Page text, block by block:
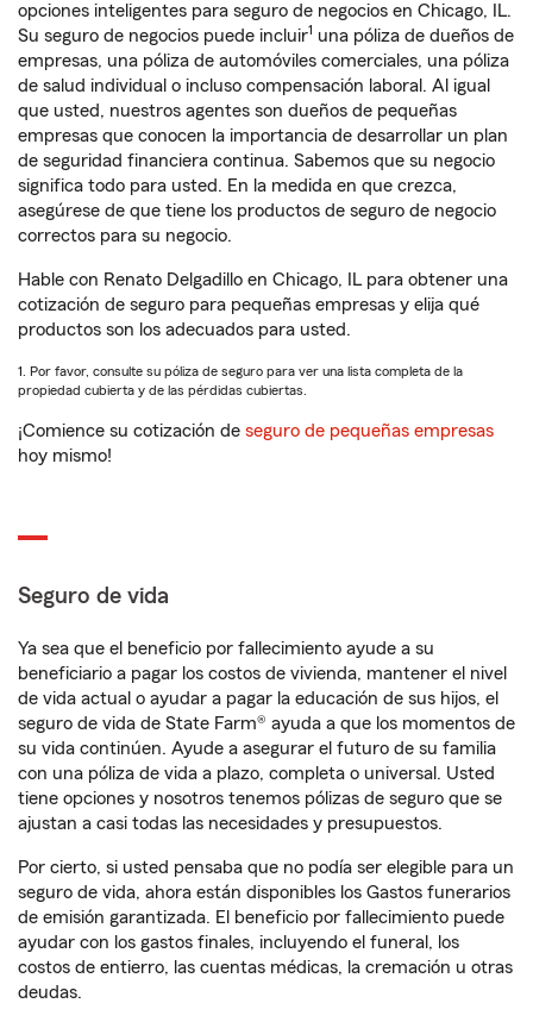
opciones inteligentes para seguro de negocios en Chicago, IL.
Su seguro de negocios puede incluir1 una póliza de dueños de
empresas, una póliza de automóviles comerciales, una póliza
de salud individual o incluso compensación laboral. Al igual
que usted, nuestros agentes son dueños de pequeñas
empresas que conocen la importancia de desarrollar un plan
de seguridad financiera continua. Sabemos que su negocio
significa todo para usted. En la medida en que crezca,
asegúrese de que tiene los productos de seguro de negocio
correctos para su negocio.
Hable con Renato Delgadillo en Chicago, IL para obtener una
cotización de seguro para pequeñas empresas y elija qué
productos son los adecuados para usted.
1. Por favor, consulte su póliza de seguro para ver una lista completa de la
propiedad cubierta y de las pérdidas cubiertas.
¡Comience su cotización de seguro de pequeñas empresas
hoy mismo!
Seguro de vida
Ya sea que el beneficio por fallecimiento ayude a su
beneficiario a pagar los costos de vivienda, mantener el nivel
de vida actual o ayudar a pagar la educación de sus hijos, el
seguro de vida de State Farm® ayuda a que los momentos de
su vida continúen. Ayude a asegurar el futuro de su familia
con una póliza de vida a plazo, completa o universal. Usted
tiene opciones y nosotros tenemos pólizas de seguro que se
ajustan a casi todas las necesidades y presupuestos.
Por cierto, si usted pensaba que no podía ser elegible para un
seguro de vida, ahora están disponibles los Gastos funerarios
de emisión garantizada. El beneficio por fallecimiento puede
ayudar con los gastos finales, incluyendo el funeral, los
costos de entierro, las cuentas médicas, la cremación u otras
deudas.